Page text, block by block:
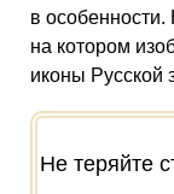
в
на котором
иконы Русской
Не теряйте